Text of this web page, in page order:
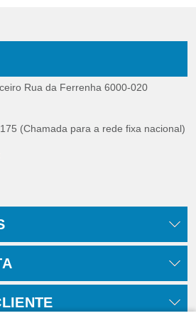
Rua da Ferrenha 6000-020
(Chamada para a rede fixa nacional)